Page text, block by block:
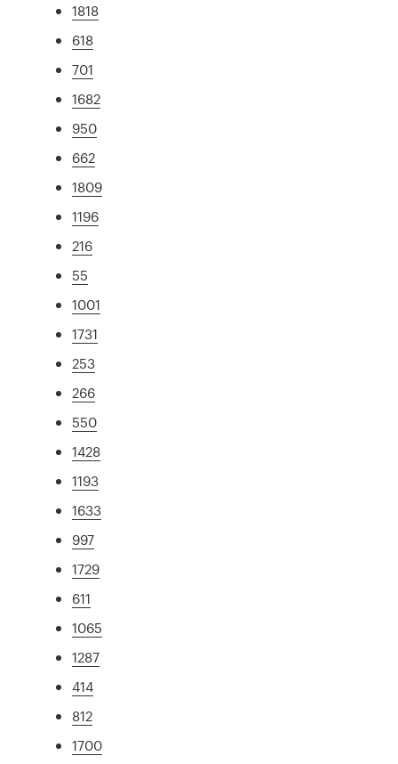
1818
618
701
1682
950
662
1809
1196
216
55
1001
1731
253
266
550
1428
1193
1633
997
1729
611
1065
1287
414
812
1700